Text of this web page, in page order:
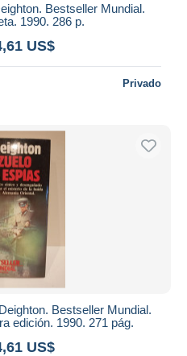
Bestseller Mundial.
1990. 286 p.
US$
Privado
Bestseller Mundial.
edición. 1990. 271 pág.
US$